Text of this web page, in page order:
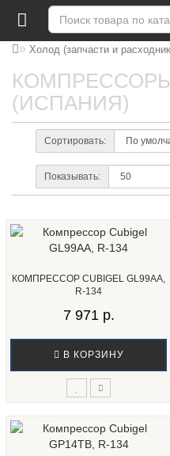
Холод (запчасти и
КОМПРЕССОРЫ
(ИСПАНИЯ)
Сортировать:
Показывать:
КОМПРЕССОР CUBIGEL GL99AA,
R-134
7 971 р.
В КОРЗИНУ